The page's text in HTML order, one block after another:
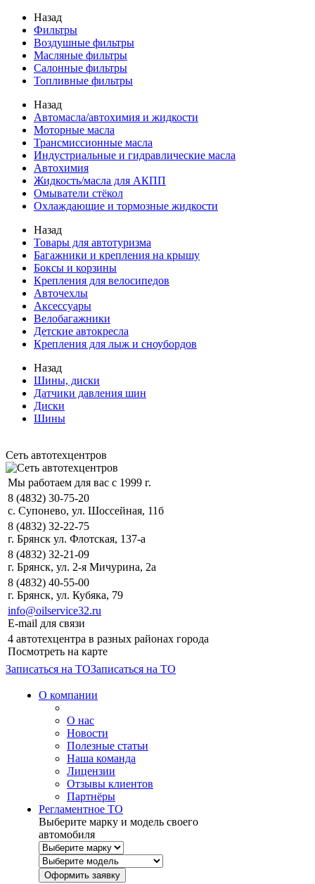
Назад
Фильтры
Воздушные фильтры
Масляные фильтры
Салонные фильтры
Топливные фильтры
Назад
Автомасла/автохимия и жидкости
Моторные масла
Трансмиссионные масла
Индустриальные и гидравлические масла
Автохимия
Жидкость/масла для АКПП
Омыватели стёкол
Охлаждающие и тормозные жидкости
Назад
Товары для автотуризма
Багажники и крепления на крышу
Боксы и корзины
Крепления для велосипедов
Авточехлы
Аксессуары
Велобагажники
Детские автокресла
Крепления для лыж и сноубордов
Назад
Шины, диски
Датчики давления шин
Диски
Шины
Сеть автотехцентров
Мы работаем для вас с 1999 г.
8 (4832) 30-75-20
с. Супонево, ул. Шоссейная, 11б
8 (4832) 32-22-75
г. Брянск ул. Флотская, 137-а
8 (4832) 32-21-09
г. Брянск, ул. 2-я Мичурина, 2а
8 (4832) 40-55-00
г. Брянск, ул. Кубяка, 79
info@oilservice32.ru
E-mail для связи
4 автотехцентра в разных районах города
Посмотреть на карте
Записаться на ТОЗаписаться на ТО
О компании
О нас
Новости
Полезные статьи
Наша команда
Лицензии
Отзывы клиентов
Партнёры
Регламентное ТО
Выберите марку и модель своего
автомобиля